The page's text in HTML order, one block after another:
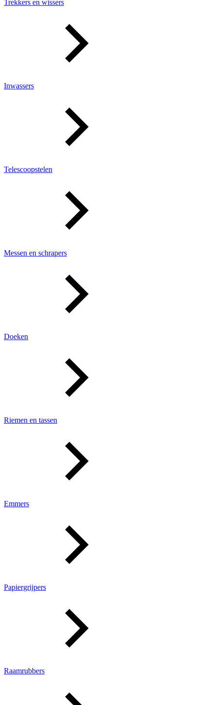
Trekkers en wissers
Inwassers
Telescoopstelen
Messen en schrapers
Doeken
Riemen en tassen
Emmers
Papiergrijpers
Raamrubbers